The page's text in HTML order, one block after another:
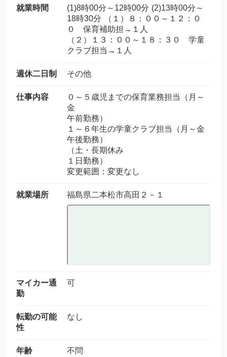
就業時間
(1)8時00分～12時00分 (2)13時00分～
18時30分 （１）８：００～１２：０
０ 保育補助担→１人
（２）１３：００～１８：３０ 学童
クラブ担当→１人
週休二日制 その他
仕事内容
０～５歳児までの保育業務担当（月～
金
午前勤務）
１～６年生の学童クラブ担当（月～金
午後勤務）
（土・長期休み
１日勤務）
変更範囲：変更なし
就業場所 福島県二本松市高田２－１
マイカー通
勤
可
転勤の可能
性
なし
年齢 不問